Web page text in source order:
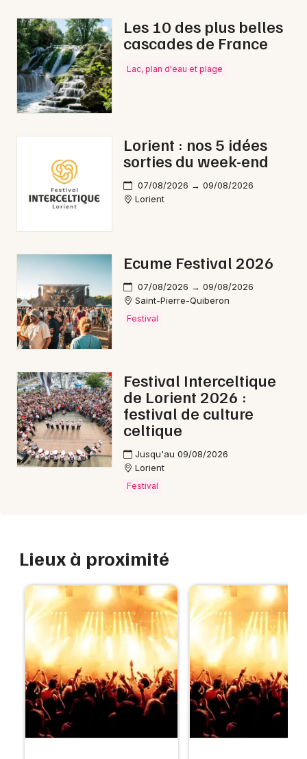
Les 10 des plus belles
cascades de France
Lac, plan d'eau et plage
Lorient : nos 5 idées
sorties du week-end
07/08/2026 → 09/08/2026
Lorient
Ecume Festival 2026
07/08/2026 → 09/08/2026
Saint-Pierre-Quiberon
Festival
Festival Interceltique
de Lorient 2026 :
festival de culture
celtique
Jusqu'au 09/08/2026
Lorient
Festival
Lieux à proximité